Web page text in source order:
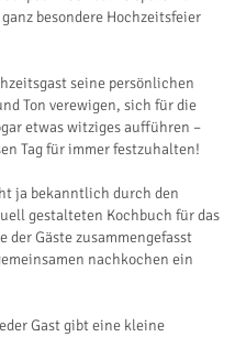
besondere Hochzeitsfeier
seine persönlichen
Ton verewigen, sich für die
etwas witziges aufführen –
Tag für immer festzuhalten!
ja bekanntlich durch den
gestalteten Kochbuch für das
der Gäste zusammengefasst
nachkochen ein
Gast gibt eine kleine